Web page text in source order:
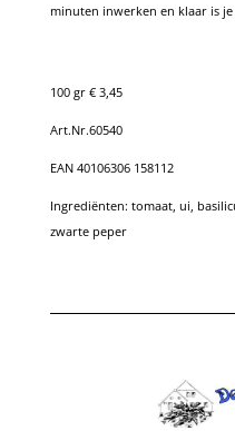
minuten inwerken en klaar is
100 gr € 3,45
Art.Nr.60540
EAN 40106306 158112
Ingrediënten: tomaat, ui,
zwarte peper